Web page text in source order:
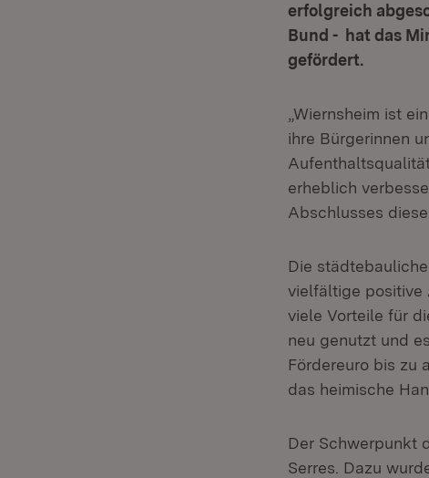
erfolgreich
Bund - hat das
gefördert.
„Wiernsheim ist
ihre Bürgerinnen
erheblich
Abschlusses
Die
vielfältige positive
viele Vorteile für
neu genutzt und
Fördereuro bis zu
das heimische
Der Schwerpunkt
Serres. Dazu